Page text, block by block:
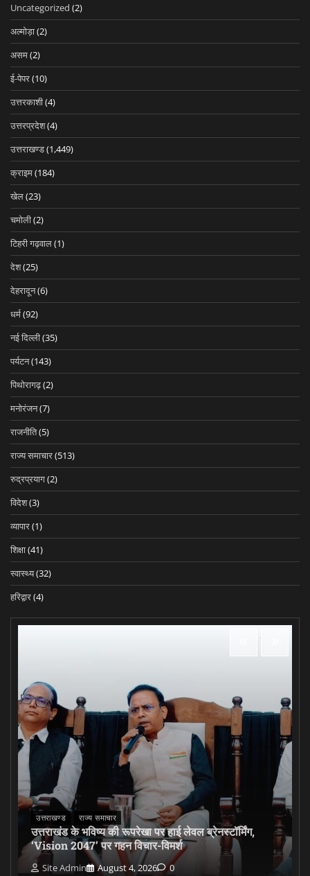
Uncategorized (2)
अल्मोड़ा(2)
असम(2)
ई-पेपर(10)
उत्तरकाशी(4)
उत्तरप्रदेश(4)
उत्तराखण्ड(1,449)
क्राइम(184)
खेल(23)
चमोली(2)
टिहरी गढ़वाल(1)
देश(25)
देहरादून(6)
धर्म(92)
नई दिल्ली(35)
पर्यटन(143)
पिथोरागढ़(2)
मनोरंजन(7)
राजनीति(5)
राज्य समाचार(513)
रुद्रप्रयाग(2)
विदेश(3)
व्यापार(1)
शिक्षा(41)
स्वास्थ्य(32)
हरिद्वार(4)
उत्तराखण्ड राज्य समाचार
उत्तराखंड के भविष्य की रूपरेखा पर हाई लेवल ब्रेनस्टॉर्मिंग,
‘Vision 2047’ पर गहन विचार-विमर्श
Site Admin August 4, 2026 0